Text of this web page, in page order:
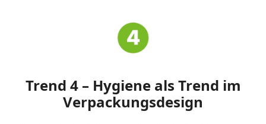
Trend 4 – Hygiene als Trend im
Verpackungsdesign